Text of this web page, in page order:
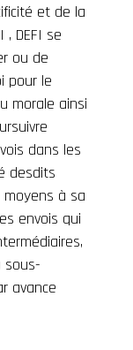
et de la
DEFI se
ou de
pour le
morale ainsi
dans les
desdits
moyens à sa
envois qui
sous-
avance